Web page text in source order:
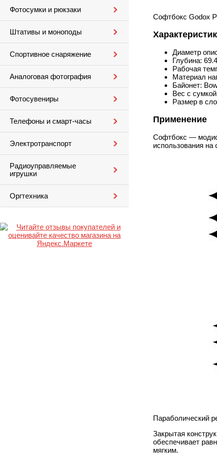
Фотосумки и рюкзаки
Штативы и моноподы
Спортивное снаряжение
Аналоговая фотография
Фотосувениры
Телефоны и смарт-часы
Электротранспорт
Радиоуправляемые
игрушки
Оргтехника
Софтбокс Godox
Диаметр
Глубина:
Рабочая
Материал
Байонет:
Вес с
Размер в
Применение
Софтбокс —
использования
Параболический
Закрытая
обеспечивает
мягким.